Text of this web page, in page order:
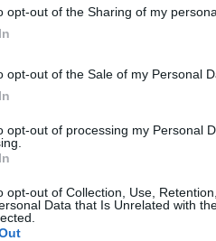
opt-out of the Sharing of my
opt-out of the Sale of my Personal
opt-out of processing my Personal
opt-out of Collection, Use,
Data that Is Unrelated with